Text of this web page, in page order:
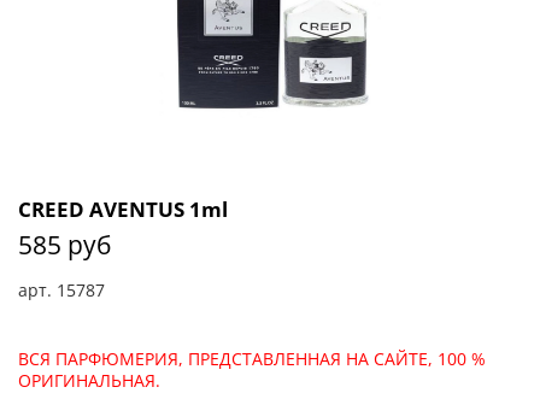
арт. 15787
CREED AVENTUS 1ml
585 руб
ВСЯ ПАРФЮМЕРИЯ, ПРЕДСТАВЛЕННАЯ НА САЙТЕ, 100 %
ОРИГИНАЛЬНАЯ.